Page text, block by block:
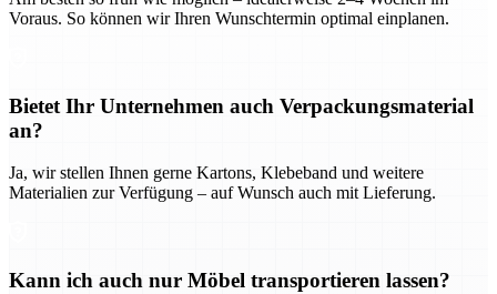
Voraus. So können wir Ihren Wunschtermin optimal einplanen.
Bietet Ihr Unternehmen auch Verpackungsmaterial
an?
Ja, wir stellen Ihnen gerne Kartons, Klebeband und weitere
Materialien zur Verfügung – auf Wunsch auch mit Lieferung.
Kann ich auch nur Möbel transportieren lassen?